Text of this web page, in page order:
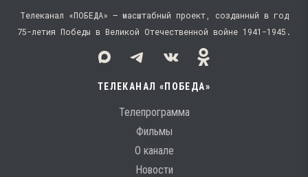
Телеканал «ПОБЕДА» — масштабный проект, созданный в год
75-летия Победы в Великой Отечественной войне 1941−1945.
ТЕЛЕКАНАЛ «ПОБЕДА»
Телепрограмма
Фильмы
О канале
Новости